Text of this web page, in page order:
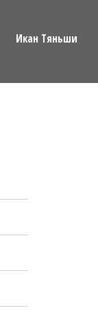
Икан Тяньши